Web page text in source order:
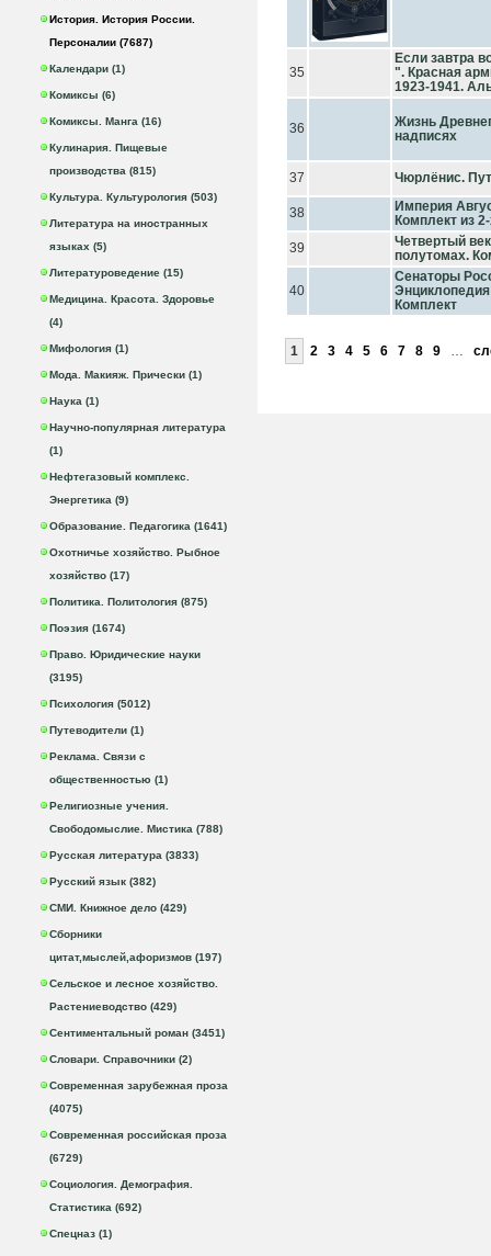
История. История России.
Персоналии (7687)
Календари (1)
Комиксы (6)
Комиксы. Манга (16)
Кулинария. Пищевые
производства (815)
Культура. Культурология (503)
Литература на иностранных
языках (5)
Литературоведение (15)
Медицина. Красота. Здоровье
(4)
Мифология (1)
Мода. Макияж. Прически (1)
Наука (1)
Научно-популярная литература
(1)
Нефтегазовый комплекс.
Энергетика (9)
Образование. Педагогика (1641)
Охотничье хозяйство. Рыбное
хозяйство (17)
Политика. Политология (875)
Поэзия (1674)
Право. Юридические науки
(3195)
Психология (5012)
Путеводители (1)
Реклама. Связи с
общественностью (1)
Религиозные учения.
Свободомыслие. Мистика (788)
Русская литература (3833)
Русский язык (382)
СМИ. Книжное дело (429)
Сборники
цитат,мыслей,афоризмов (197)
Сельское и лесное хозяйство.
Растениеводство (429)
Сентиментальный роман (3451)
Словари. Справочники (2)
Современная зарубежная проза
(4075)
Современная российская проза
(6729)
Социология. Демография.
Статистика (692)
Спецназ (1)
35
Если завтра
". Красная
1923-1941.
36
Жизнь
надписях
37 Чюрлёнис.
38
Империя
Комплект из
39
Четвертый
полутомах.
40
Сенаторы
Комплект
1 2 3 4 5 6 7 8 9 …